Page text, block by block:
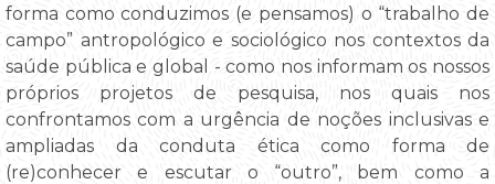
forma como conduzimos (e pensamos) o “trabalho de
campo” antropológico e sociológico nos contextos da
saúde pública e global - como nos informam os nossos
próprios projetos de pesquisa, nos quais nos
confrontamos com a urgência de noções inclusivas e
ampliadas da conduta ética como forma de
(re)conhecer e escutar o “outro”, bem como a